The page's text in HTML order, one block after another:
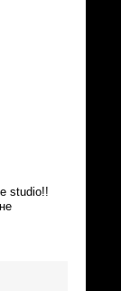
studio!!